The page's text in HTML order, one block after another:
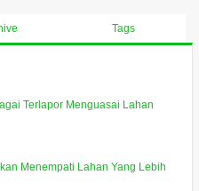
Tags
Terlapor Menguasai Lahan
Menempati Lahan Yang Lebih